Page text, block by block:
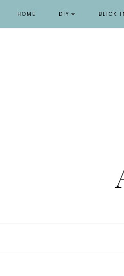
HOME DIY BLICK